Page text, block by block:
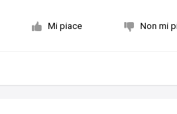
Mi piace Non mi